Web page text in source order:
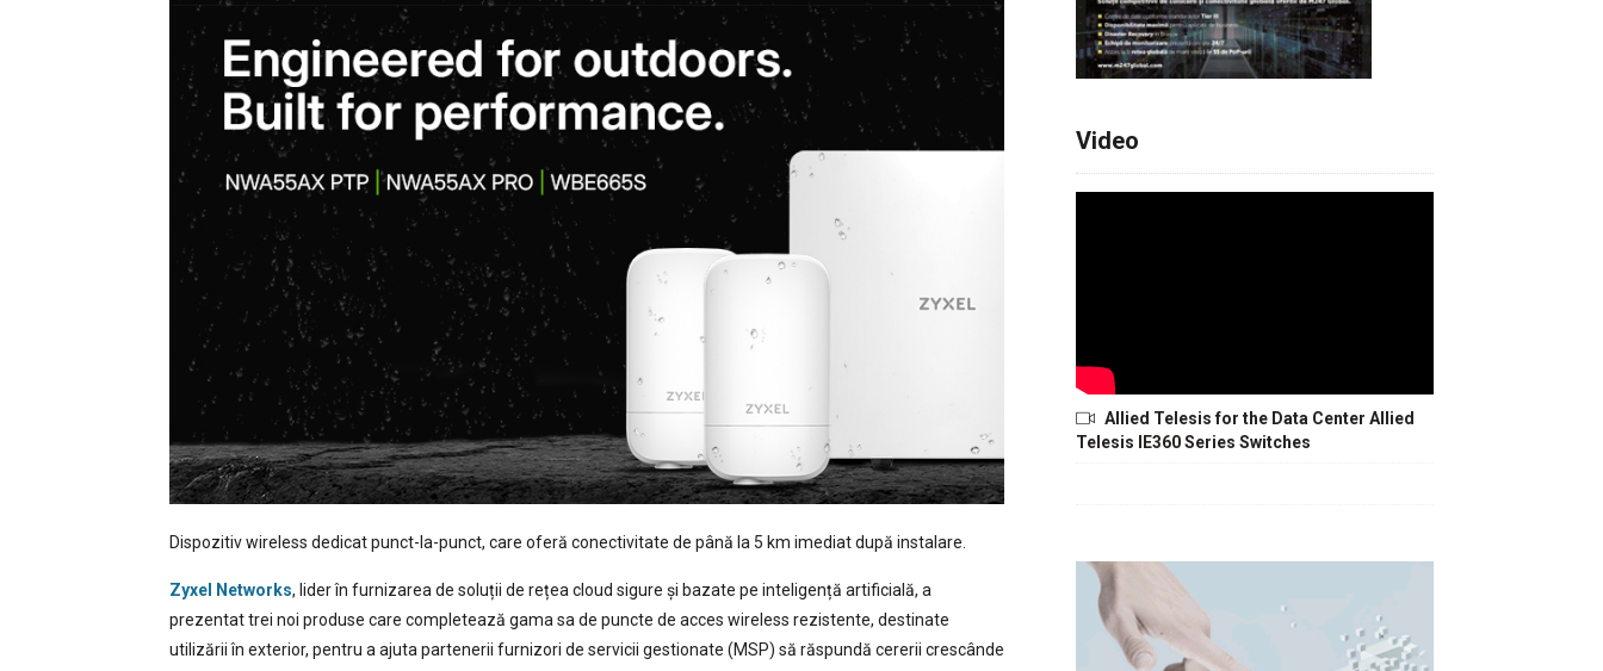
Dispozitiv wireless dedicat punct-la-punct, care oferă conectivitate de până la 5 km imediat după instalare.
Zyxel Networks, lider în furnizarea de soluții de rețea cloud sigure și bazate pe inteligență artificială, a
prezentat trei noi produse care completează gama sa de puncte de acces wireless rezistente, destinate
utilizării în exterior, pentru a ajuta partenerii furnizori de servicii gestionate (MSP) să răspundă cererii crescânde
Video
Allied Telesis for the Data Center Allied
Telesis IE360 Series Switches